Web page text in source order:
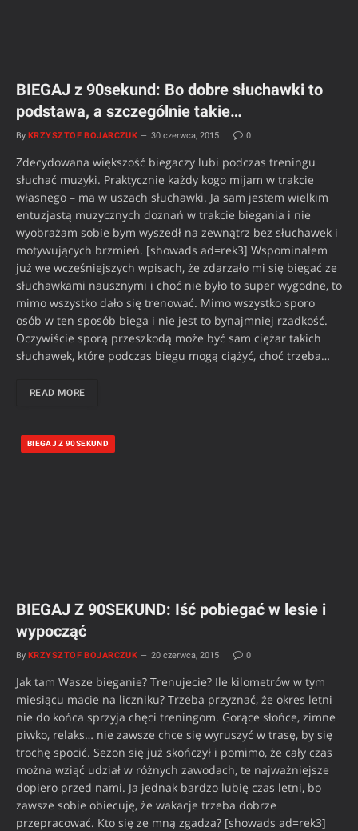
BIEGAJ z 90sekund: Bo dobre słuchawki to
podstawa, a szczególnie takie…
By KRZYSZTOF BOJARCZUK 30 czerwca, 2015 0
Zdecydowana większość biegaczy lubi podczas treningu
słuchać muzyki. Praktycznie każdy kogo mijam w trakcie
własnego – ma w uszach słuchawki. Ja sam jestem wielkim
entuzjastą muzycznych doznań w trakcie biegania i nie
wyobrażam sobie bym wyszedł na zewnątrz bez słuchawek i
motywujących brzmień. [showads ad=rek3] Wspominałem
już we wcześniejszych wpisach, że zdarzało mi się biegać ze
słuchawkami nausznymi i choć nie było to super wygodne, to
mimo wszystko dało się trenować. Mimo wszystko sporo
osób w ten sposób biega i nie jest to bynajmniej rzadkość.
Oczywiście sporą przeszkodą może być sam ciężar takich
słuchawek, które podczas biegu mogą ciążyć, choć trzeba…
READ MORE
BIEGAJ Z 90SEKUND
BIEGAJ Z 90SEKUND: Iść pobiegać w lesie i
wypocząć
By KRZYSZTOF BOJARCZUK 20 czerwca, 2015 0
Jak tam Wasze bieganie? Trenujecie? Ile kilometrów w tym
miesiącu macie na liczniku? Trzeba przyznać, że okres letni
nie do końca sprzyja chęci treningom. Gorące słońce, zimne
piwko, relaks… nie zawsze chce się wyruszyć w trasę, by się
trochę spocić. Sezon się już skończył i pomimo, że cały czas
można wziąć udział w różnych zawodach, te najważniejsze
dopiero przed nami. Ja jednak bardzo lubię czas letni, bo
zawsze sobie obiecuję, że wakacje trzeba dobrze
przepracować. Kto się ze mną zgadza? [showads ad=rek3]